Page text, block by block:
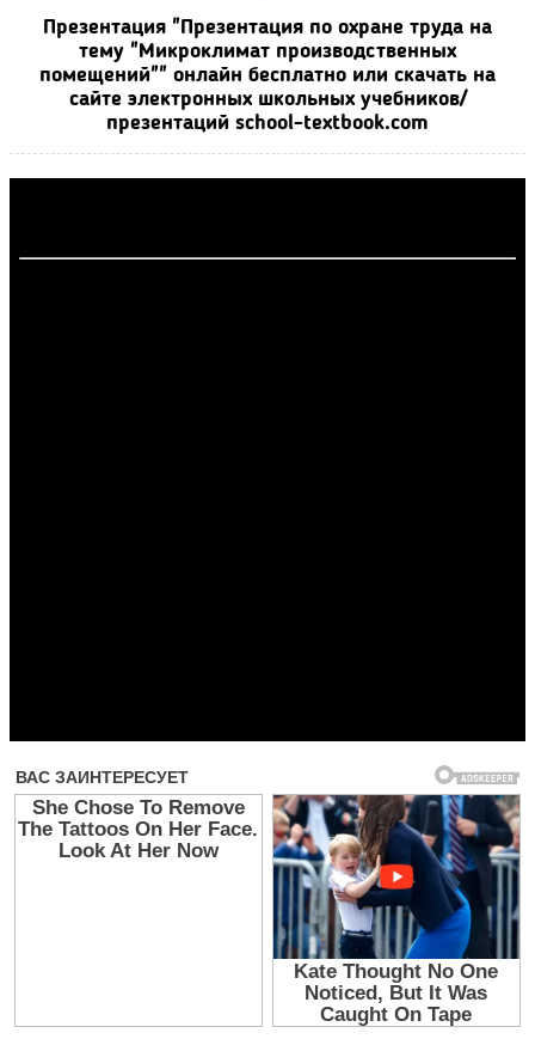
Презентация "Презентация по охране труда на
тему "Микроклимат производственных
помещений"" онлайн бесплатно или скачать на
сайте электронных школьных учебников/
презентаций school-textbook.com